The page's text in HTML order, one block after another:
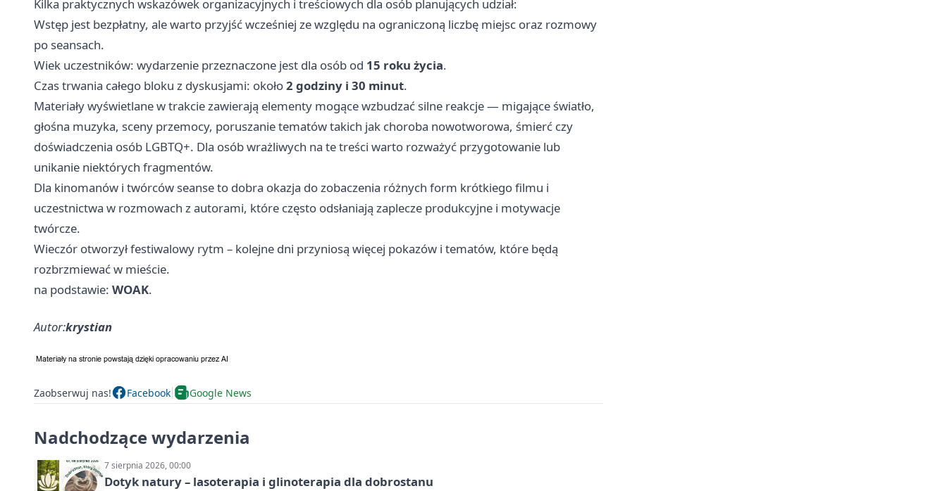
Kilka praktycznych wskazówek organizacyjnych i treściowych dla osób planujących udział:
Wstęp jest bezpłatny, ale warto przyjść wcześniej ze względu na ograniczoną liczbę miejsc oraz rozmowy
po seansach.
Wiek uczestników: wydarzenie przeznaczone jest dla osób od 15 roku życia.
Czas trwania całego bloku z dyskusjami: około2 godziny i 30 minut.
Materiały wyświetlane w trakcie zawierają elementy mogące wzbudzać silne reakcje — migające światło,
głośna muzyka, sceny przemocy, poruszanie tematów takich jak choroba nowotworowa, śmierć czy
doświadczenia osób LGBTQ+. Dla osób wrażliwych na te treści warto rozważyć przygotowanie lub
unikanie niektórych fragmentów.
Dla kinomanów i twórców seanse to dobra okazja do zobaczenia różnych form krótkiego filmu i
uczestnictwa w rozmowach z autorami, które często odsłaniają zaplecze produkcyjne i motywacje
twórcze.
Wieczór otworzył festiwalowy rytm – kolejne dni przyniosą więcej pokazów i tematów, które będą
rozbrzmiewać w mieście.
na podstawie: WOAK.
Autor:krystian
Zaobserwuj nas! Facebook Google News
Nadchodzące wydarzenia
7 sierpnia 2026, 00:00
Dotyk natury – lasoterapia i glinoterapia dla dobrostanu